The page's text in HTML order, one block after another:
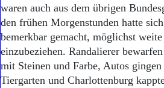
waren auch aus dem übrigen
den frühen Morgenstunden hatte
bemerkbar gemacht, möglichst
einzubeziehen. Randalierer
mit Steinen und Farbe, Autos
Tiergarten und Charlottenburg